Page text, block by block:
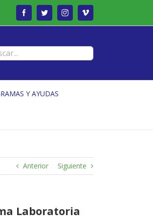
FacebookTwitterInstagramVimeo
Y AYUDAS
Anterior Siguiente
Laboratoria